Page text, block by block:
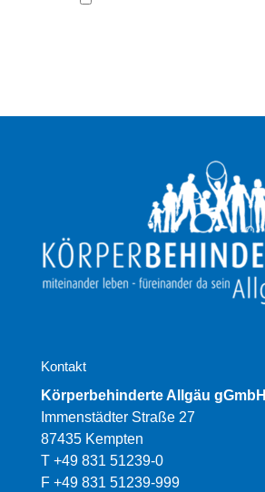
Kontakt
Körperbehinderte Allgäu gGmbH
Immenstädter Straße 27
87435 Kempten
T +49 831 51239-0
F +49 831 51239-999